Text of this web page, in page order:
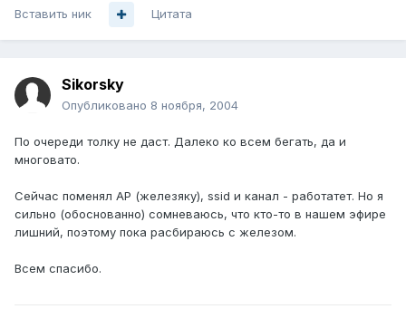
Вставить ник Цитата
Sikorsky
Опубликовано 8 ноября, 2004
По очереди толку не даст. Далеко ко всем бегать, да и
многовато.
Сейчас поменял AP (железяку), ssid и канал - работатет. Но я
сильно (обоснованно) сомневаюсь, что кто-то в нашем эфире
лишний, поэтому пока расбираюсь с железом.
Всем спасибо.